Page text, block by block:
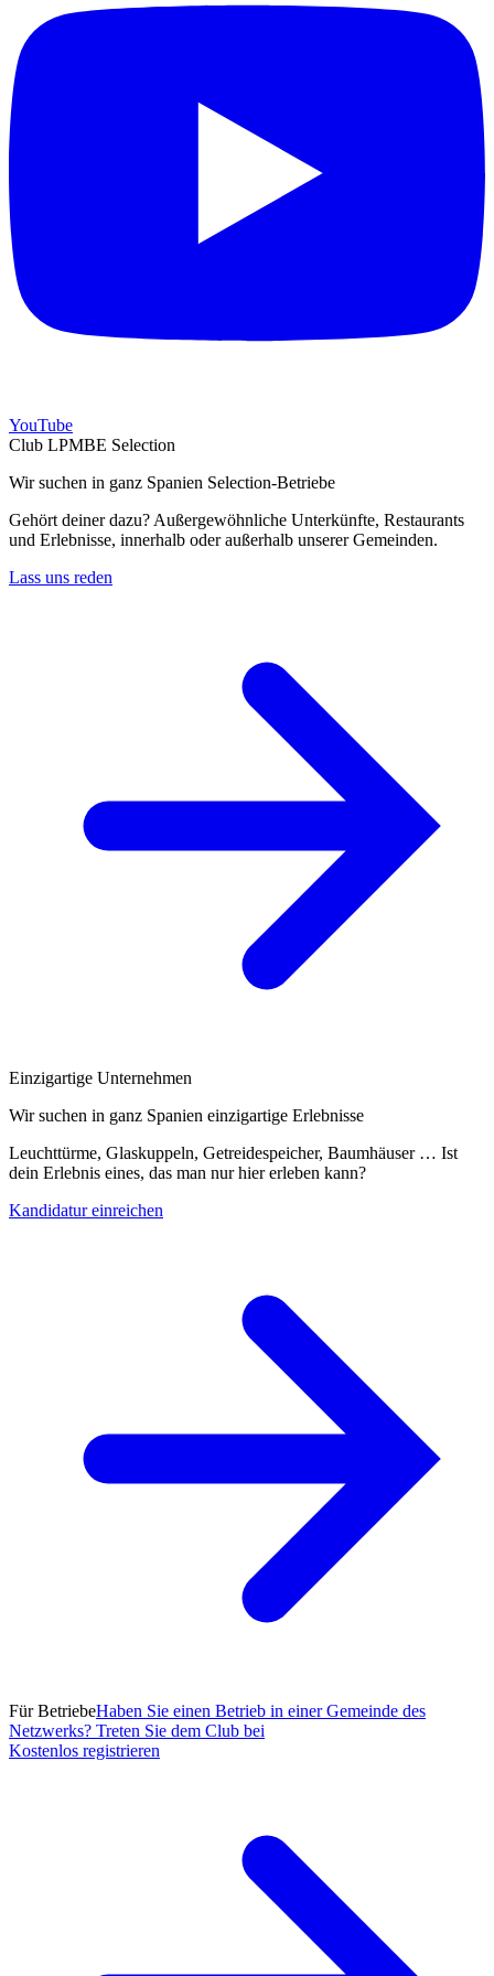
YouTube
Club LPMBE Selection
Wir suchen in ganz Spanien Selection-Betriebe
Gehört deiner dazu? Außergewöhnliche Unterkünfte, Restaurants
und Erlebnisse, innerhalb oder außerhalb unserer Gemeinden.
Lass uns reden
Einzigartige Unternehmen
Wir suchen in ganz Spanien einzigartige Erlebnisse
Leuchttürme, Glaskuppeln, Getreidespeicher, Baumhäuser … Ist
dein Erlebnis eines, das man nur hier erleben kann?
Kandidatur einreichen
Für BetriebeHaben Sie einen Betrieb in einer Gemeinde des
Netzwerks? Treten Sie dem Club bei
Kostenlos registrieren